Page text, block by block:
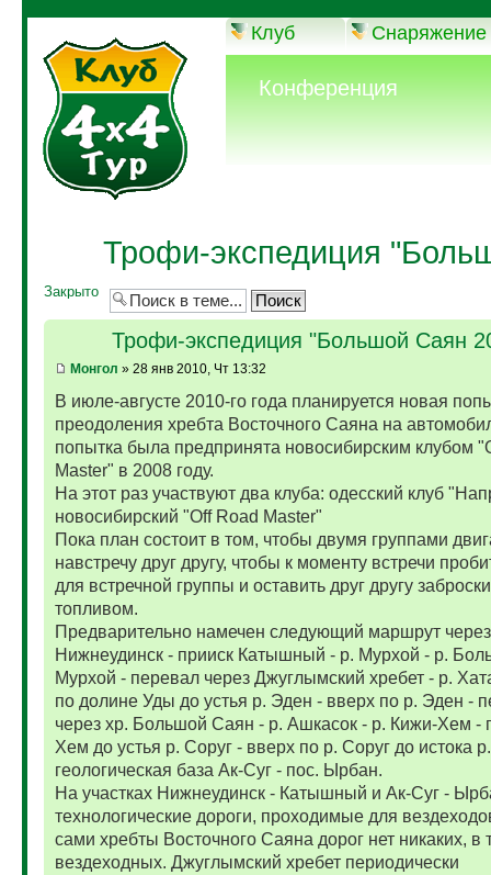
Клуб Снаряжение
Конференция
Трофи-экспедиция
Закрыто
Трофи-экспедиция "Большой Саян
Монгол » 28 янв 2010, Чт 13:32
В июле-августе 2010-го года планируется новая
преодоления хребта Восточного Саяна на
попытка была предпринята новосибирским клубом
Master" в 2008 году.
На этот раз участвуют два клуба: одесский клуб
новосибирский "Off Road Master"
Пока план состоит в том, чтобы двумя группами
навстречу друг другу, чтобы к моменту встречи
для встречной группы и оставить друг другу
топливом.
Предварительно намечен следующий маршрут
Нижнеудинск - прииск Катышный - р. Мурхой - р.
Мурхой - перевал через Джуглымский хребет - р.
по долине Уды до устья р. Эден - вверх по р. Эден -
через хр. Большой Саян - р. Ашкасок - р. Кижи-Хем -
Хем до устья р. Соруг - вверх по р. Соруг до истока
геологическая база Ак-Суг - пос. Ырбан.
На участках Нижнеудинск - Катышный и Ак-Суг -
технологические дороги, проходимые для
сами хребты Восточного Саяна дорог нет никаких, в
вездеходных. Джуглымский хребет периодически